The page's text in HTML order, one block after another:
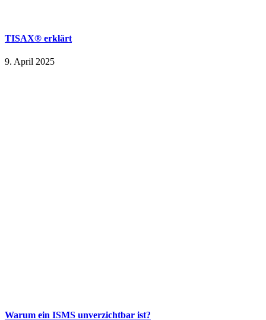
TISAX® erklärt
9. April 2025
Warum ein ISMS unverzichtbar ist?